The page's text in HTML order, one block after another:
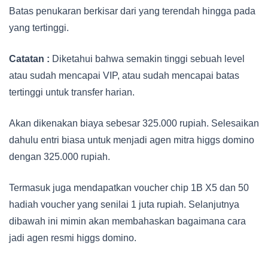
Batas penukaran berkisar dari yang terendah hingga pada
yang tertinggi.
Catatan : Diketahui bahwa semakin tinggi sebuah level
atau sudah mencapai VIP, atau sudah mencapai batas
tertinggi untuk transfer harian.
Akan dikenakan biaya sebesar 325.000 rupiah. Selesaikan
dahulu entri biasa untuk menjadi agen mitra higgs domino
dengan 325.000 rupiah.
Termasuk juga mendapatkan voucher chip 1B X5 dan 50
hadiah voucher yang senilai 1 juta rupiah. Selanjutnya
dibawah ini mimin akan membahaskan bagaimana cara
jadi agen resmi higgs domino.